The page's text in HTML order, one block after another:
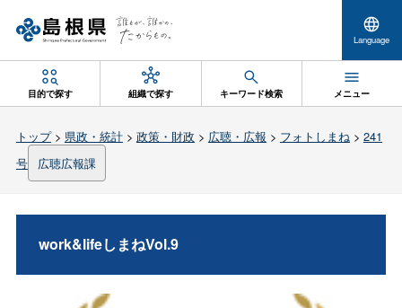
Language
目的で探す 組織で探す キーワード検索 メニュー
トップ> 県政・統計> 政策・財政 > 広聴・広報 > フォトしまね> 241
号
広聴広報課
work&lifeしまねVol.9